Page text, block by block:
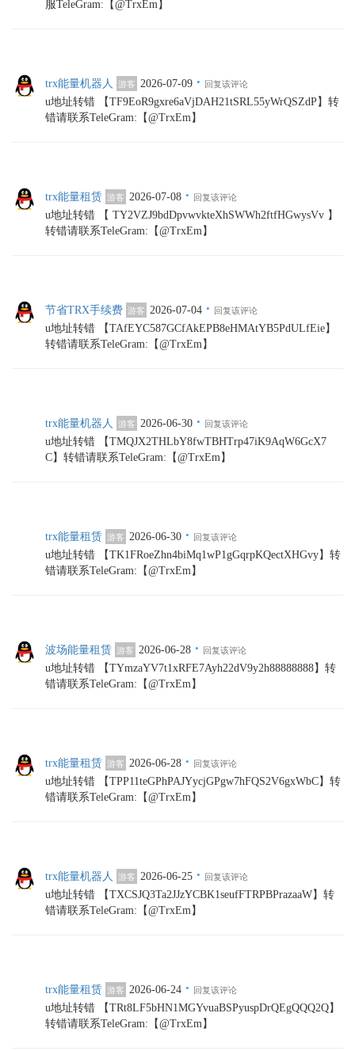
服TeleGram:【@TrxEm】
trx能量机器人 游客 2026-07-09 · 回复该评论
u地址转错 【TF9EoR9gxre6aVjDAH21tSRL55yWrQSZdP】转
错请联系TeleGram:【@TrxEm】
trx能量租赁 游客 2026-07-08 · 回复该评论
u地址转错 【 TY2VZJ9bdDpvwvkteXhSWWh2ftfHGwysVv 】
转错请联系TeleGram:【@TrxEm】
节省TRX手续费 游客 2026-07-04 · 回复该评论
u地址转错 【TAfEYC587GCfAkEPB8eHMAtYB5PdULfEie】
转错请联系TeleGram:【@TrxEm】
trx能量机器人 游客 2026-06-30 · 回复该评论
u地址转错 【TMQJX2THLbY8fwTBHTrp47iK9AqW6GcX7
C】转错请联系TeleGram:【@TrxEm】
trx能量租赁 游客 2026-06-30 · 回复该评论
u地址转错 【TK1FRoeZhn4biMq1wP1gGqrpKQectXHGvy】转
错请联系TeleGram:【@TrxEm】
波场能量租赁 游客 2026-06-28 · 回复该评论
u地址转错 【TYmzaYV7t1xRFE7Ayh22dV9y2h88888888】转
错请联系TeleGram:【@TrxEm】
trx能量租赁 游客 2026-06-28 · 回复该评论
u地址转错 【TPP11teGPhPAJYycjGPgw7hFQS2V6gxWbC】转
错请联系TeleGram:【@TrxEm】
trx能量机器人 游客 2026-06-25 · 回复该评论
u地址转错 【TXCSJQ3Ta2JJzYCBK1seufFTRPBPrazaaW】转
错请联系TeleGram:【@TrxEm】
trx能量租赁 游客 2026-06-24 · 回复该评论
u地址转错 【TRt8LF5bHN1MGYvuaBSPyuspDrQEgQQQ2Q】
转错请联系TeleGram:【@TrxEm】